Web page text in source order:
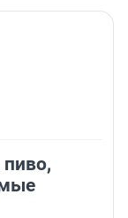
пиво,